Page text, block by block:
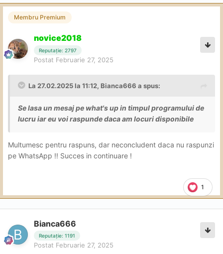
Membru Premium
novice2018
Reputație: 2797
Postat Februarie 27, 2025
La 27.02.2025 la 11:12, Bianca666 a spus:
Se lasa un mesaj pe what's up in timpul programului de
lucru iar eu voi raspunde daca am locuri disponibile
Multumesc pentru raspuns, dar neconcludent daca nu raspunzi
pe WhatsApp !! Succes in continuare !
1
Bianca666
Reputație: 1191
Postat Februarie 27, 2025